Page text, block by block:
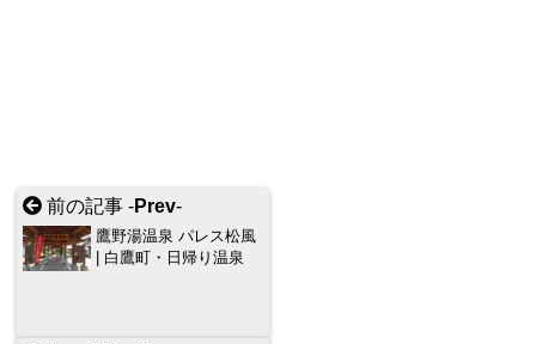
前の記事 -Prev-
鷹野湯温泉 パレス松風
| 白鷹町・日帰り温泉